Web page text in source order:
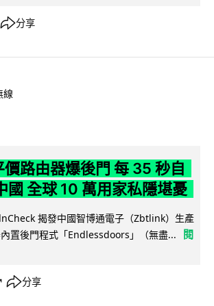
分享
線
路由器爆後門 每 35 秒自
國 全球 10 萬用家私隱堪憂
揭發中國智博通電子（Zbtlink）生產
置後門程式「Endlessdoors」（無盡...
閱
分享